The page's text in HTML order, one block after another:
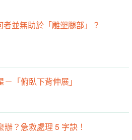
者並無助於「雕塑腿部」？
「俯臥下背伸展」
辦？急救處理 5 字訣！